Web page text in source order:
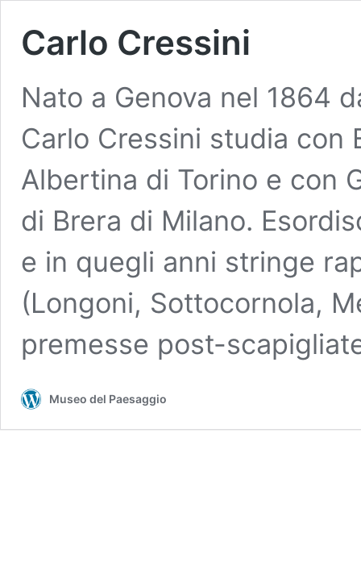
Carlo Cressini
Nato a Genova nel 1864
Carlo Cressini studia con
Albertina di Torino e con
di Brera di Milano.
e in quegli anni stringe
(Longoni, Sottocornola,
premesse post-
Museo del Paesaggio